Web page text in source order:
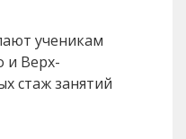
ученикам
и Верх-
стаж занятий